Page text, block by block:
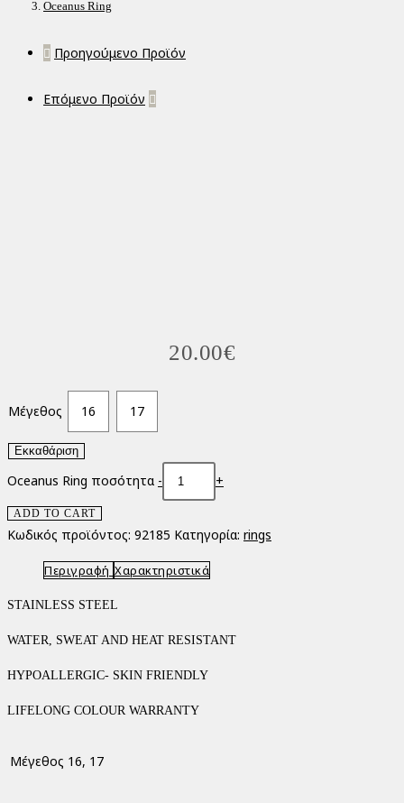
Oceanus Ring
Προηγούμενο Προϊόν
Επόμενο Προϊόν
20.00€
Μέγεθος 16 17
Εκκαθάριση
Oceanus Ring ποσότητα - +
ADD TO CART
Κωδικός προϊόντος: 92185 Κατηγορία: rings
Περιγραφή Χαρακτηριστικά
STAINLESS STEEL
WATER, SWEAT AND HEAT RESISTANT
HYPOALLERGIC- SKIN FRIENDLY
LIFELONG COLOUR WARRANTY
Μέγεθος 16, 17